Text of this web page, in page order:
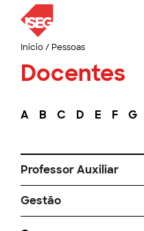
Início/ Pessoas
Docentes
A B C D E F G
Professor Auxiliar
Gestão